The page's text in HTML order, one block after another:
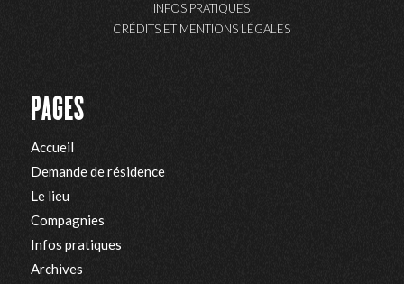
INFOS PRATIQUES
CRÉDITS ET MENTIONS LÉGALES
PAGES
Accueil
Demande de résidence
Le lieu
Compagnies
Infos pratiques
Archives